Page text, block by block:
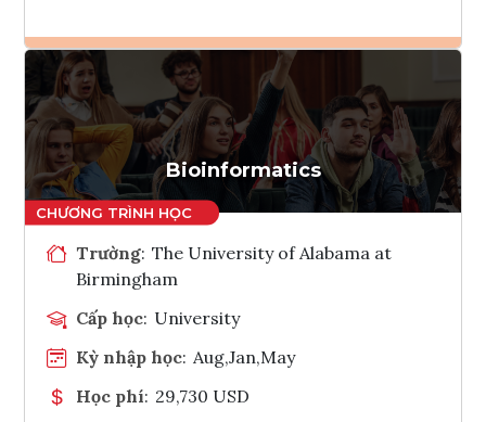
Ghi danh
Tham vấn Interlink
Bioinformatics
Trường: The University of Alabama at
Birmingham
Cấp học: University
Kỳ nhập học: Aug,Jan,May
Học phí: 29,730 USD